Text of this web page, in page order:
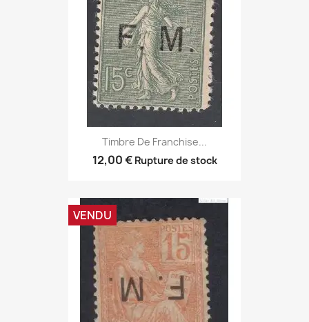
Timbre De Franchise...
12,00 € Rupture de stock
VENDU